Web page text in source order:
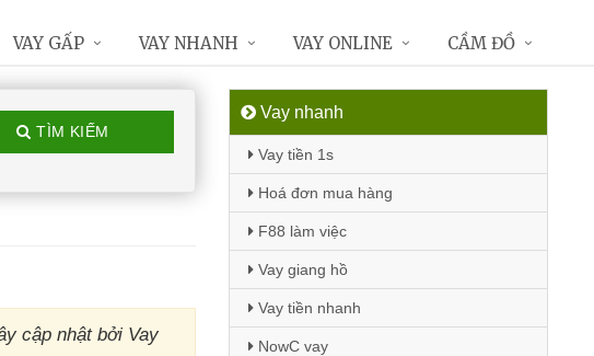
TÌM KIẾM
cập nhật bởi Vay
Vay nhanh
Vay tiền 1s
Hoá đơn mua hàng
F88 làm việc
Vay giang hồ
Vay tiền nhanh
NowC vay
VAY GẤP VAY NHANH VAY ONLINE CẦM ĐỒ